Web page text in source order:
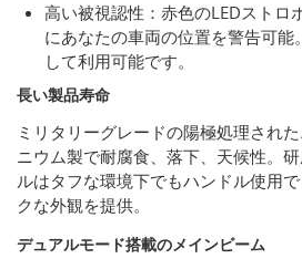
高い被視認性：赤色のLEDストロ
にあなたの車両の位置を警告可能
して利用可能です。
長い製品寿命
ミリタリーグレードの陽極処理され
ニウム製で耐腐食、落下、天候性。
ルはタフな環境下でもハンドル使用
クな外観を提供。
デュアルモード搭載のメインビーム